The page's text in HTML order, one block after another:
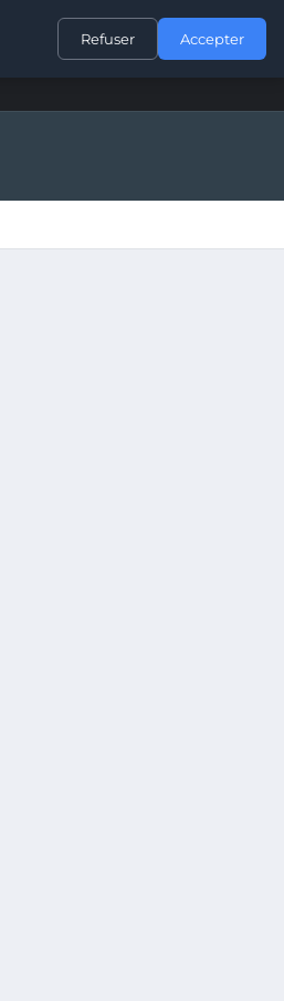
CONTACT
Refuser Accepter